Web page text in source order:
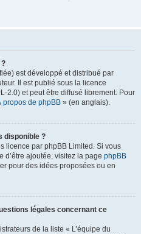
est développé et distribué par
Il est publié sous la licence
2.0) et peut être diffusé librement. Pour
propos de phpBB » (en anglais).
disponible ?
licence par phpBB Limited. Si vous
d’être ajoutée, visitez la page phpBB
pour des idées proposées ou en
légales concernant ce
de la liste « L’équipe du